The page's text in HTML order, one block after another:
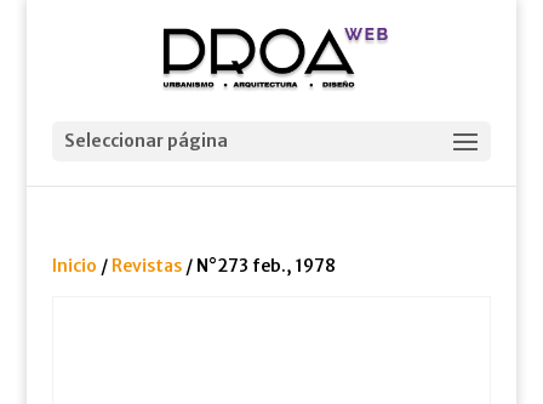
Seleccionar página
Inicio / Revistas/ N°273 feb., 1978